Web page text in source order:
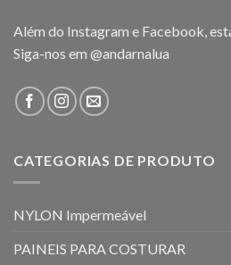
Além do Instagram e Facebook,
Siga-nos em @andarnalua
CATEGORIAS DE PRODUTO
NYLON Impermeável
PAINEIS PARA COSTURAR